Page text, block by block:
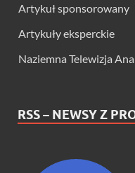
Artykuł sponsorowany
Artykuły eksperckie
Naziemna Telewizja
RSS – NEWSY Z